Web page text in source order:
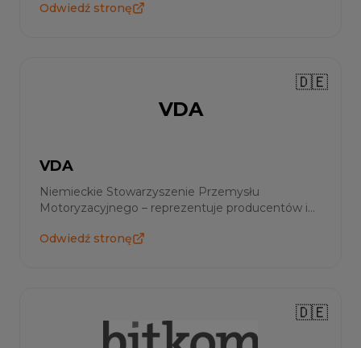
Odwiedź stronę
🇩🇪
VDA
VDA
Niemieckie Stowarzyszenie Przemysłu
Motoryzacyjnego – reprezentuje producentów i
Odwiedź stronę
🇩🇪